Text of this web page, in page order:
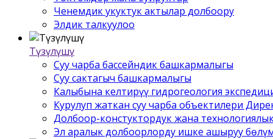
Ченемдик укуктук актылар долбоору
Элдик талкуулоо
Түзүлүшү
Суу чарба бассейндик башкармалыгы
Суу сактагыч башкармалыгы
Калыбына келтирүү гидрогеология
Курулуп жаткан суу чарба объектилери
Долбоор-констуктордук жана
Эл аралык долбоорлорду ишке ашыруу